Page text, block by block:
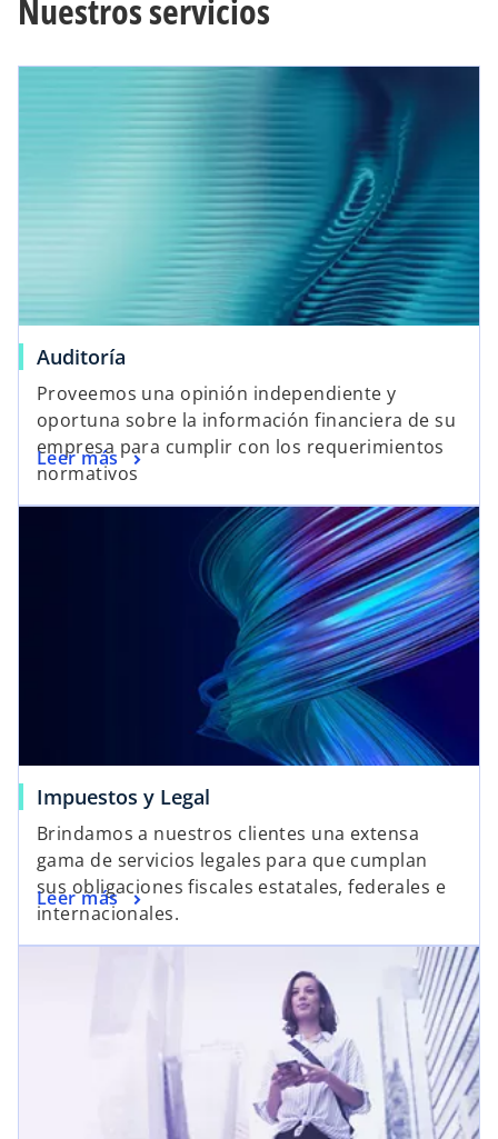
a
a
e
v
a
a
e
v
a
Nuestros servicios
Auditoría
Proveemos una opinión independiente y
oportuna sobre la información financiera de su
empresa para cumplir con los requerimientos
normativos
Leer más
Impuestos y Legal
Brindamos a nuestros clientes una extensa
gama de servicios legales para que cumplan
sus obligaciones fiscales estatales, federales e
internacionales.
Leer más